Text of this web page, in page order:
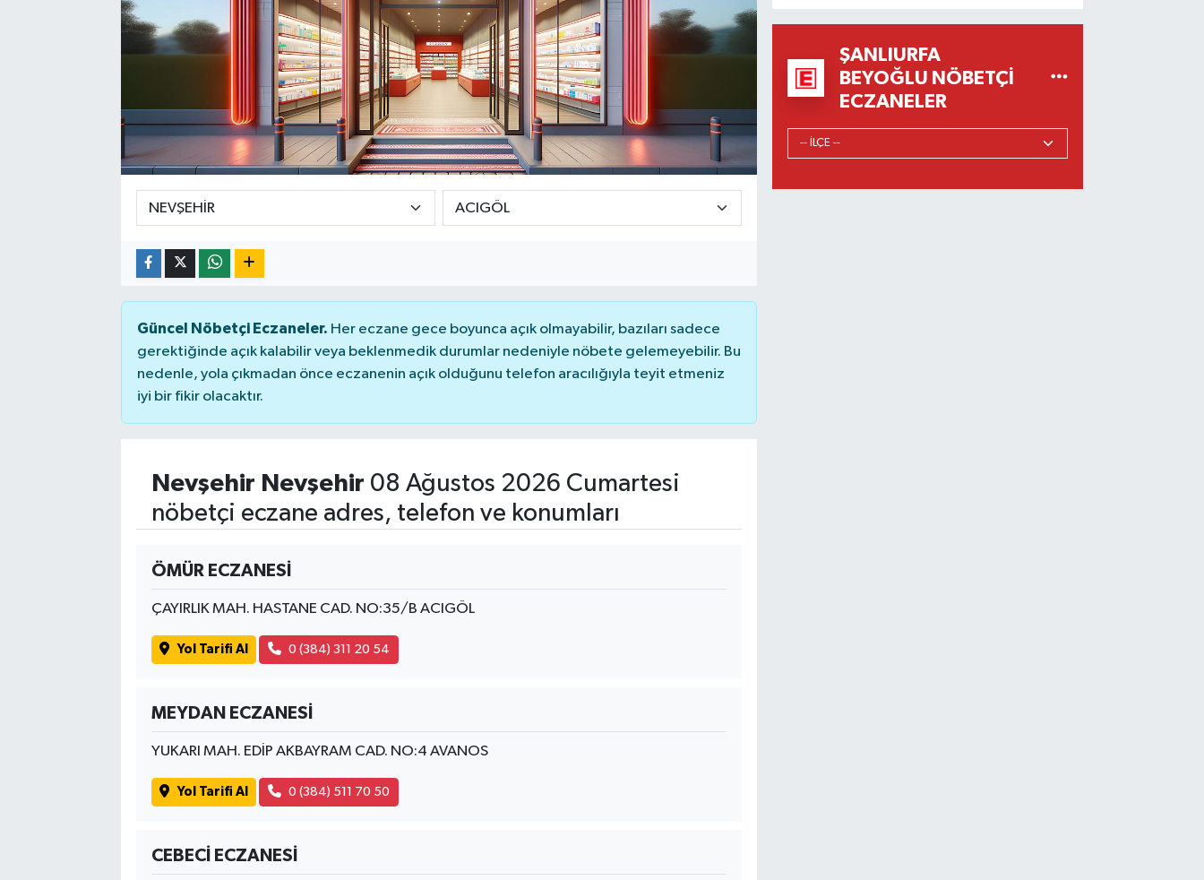
Güncel Nöbetçi Eczaneler. Her eczane gece boyunca açık olmayabilir, bazıları sadece
gerektiğinde açık kalabilir veya beklenmedik durumlar nedeniyle nöbete gelemeyebilir. Bu
nedenle, yola çıkmadan önce eczanenin açık olduğunu telefon aracılığıyla teyit etmeniz
iyi bir fikir olacaktır.
Nevşehir Nevşehir 08 Ağustos 2026 Cumartesi
nöbetçi eczane adres, telefon ve konumları
ÖMÜR ECZANESİ
ÇAYIRLIK MAH. HASTANE CAD. NO:35/B ACIGÖL
Yol Tarifi Al 0 (384) 311 20 54
MEYDAN ECZANESİ
YUKARI MAH. EDİP AKBAYRAM CAD. NO:4 AVANOS
Yol Tarifi Al 0 (384) 511 70 50
CEBECİ ECZANESİ
ŞANLIURFA
BEYOĞLU NÖBETÇI
ECZANELER